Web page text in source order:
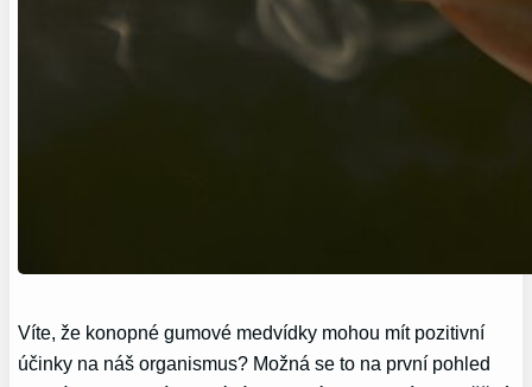
Víte, že konopné gumové medvídky mohou mít pozitivní
účinky na náš organismus? Možná se to na první pohled